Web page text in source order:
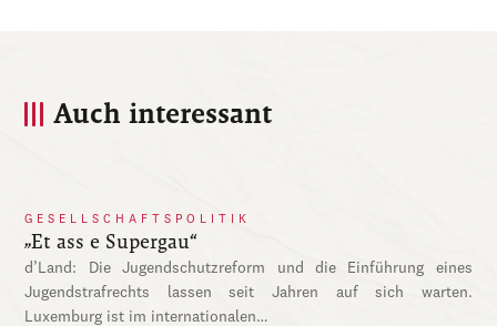
Auch interessant
GESELLSCHAFTSPOLITIK
„Et ass e Supergau“
d’Land: Die Jugendschutzreform und die Einführung eines
Jugendstrafrechts lassen seit Jahren auf sich warten.
Luxemburg ist im internationalen…